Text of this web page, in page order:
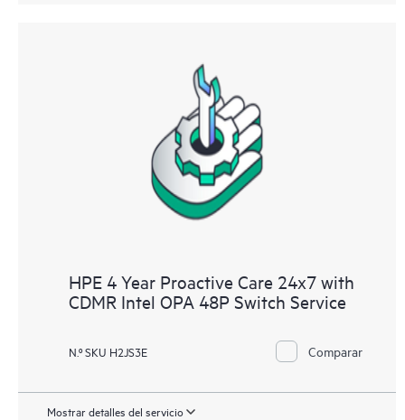
HPE 4 Year Proactive Care 24x7 with
CDMR Intel OPA 48P Switch Service
N.º SKU H2JS3E Comparar
Mostrar detalles del servicio